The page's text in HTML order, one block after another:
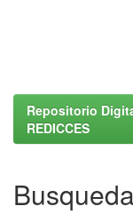
Repositorio
REDICCES
Busqueda